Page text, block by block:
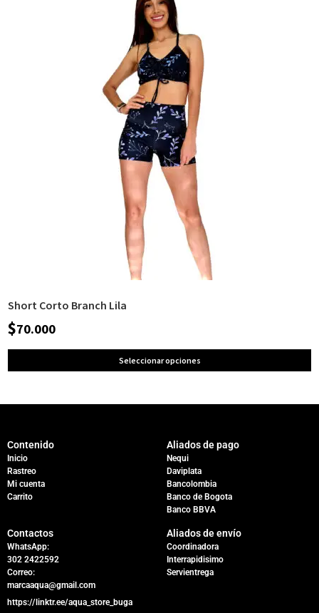
Short Corto Branch Lila
$70.000
Seleccionar opciones
Contenido
Inicio
Rastreo
Mi cuenta
Carrito
Aliados de pago
Nequi
Daviplata
Bancolombia
Banco de Bogota
Banco BBVA
Contactos
WhatsApp:
302 2422592
Correo:
marcaaqua@gmail.com
https://linktr.ee/aqua_store_buga
Aliados de envío
Coordinadora
Interrapidisimo
Servientrega